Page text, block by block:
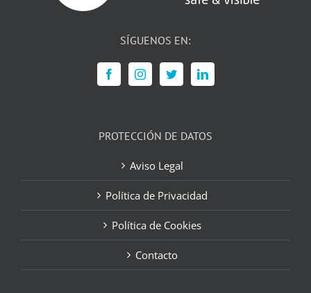
SÍGUENOS EN:
PROTECCIÓN DE DATOS
Aviso Legal
Política de Privacidad
Política de Cookies
Contacto